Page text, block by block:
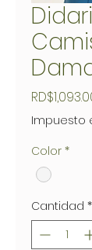
Impuesto
Color *
Cantidad *